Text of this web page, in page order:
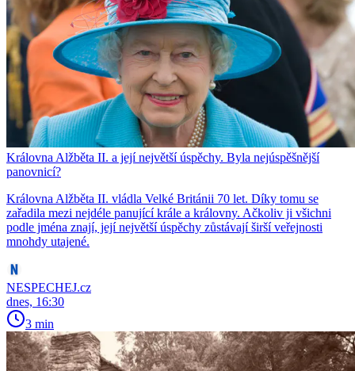
Královna Alžběta II. a její největší úspěchy. Byla nejúspěšnější
panovnicí?
Královna Alžběta II. vládla Velké Británii 70 let. Díky tomu se
zařadila mezi nejdéle panující krále a královny. Ačkoliv ji všichni
podle jména znají, její největší úspěchy zůstávají širší veřejnosti
mnohdy utajené.
NESPECHEJ.cz
dnes, 16:30
3 min